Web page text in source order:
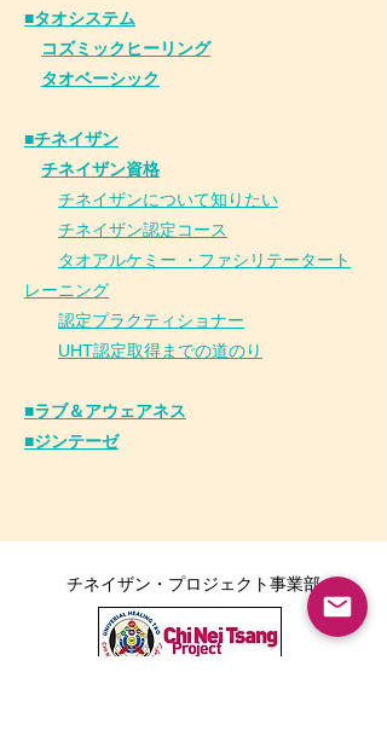
■タオシステム
コズミックヒーリング
タオベーシック
■チネイザン
チネイザン資格
チネイザンについて知りたい
チネイザン認定コース
タオアルケミー ・ファシリテータート
レーニング
認定プラクティショナー
UHT認定取得までの道のり
■ラブ＆アウェアネス
■ジンテーゼ
チネイザン・プロジェクト事業部